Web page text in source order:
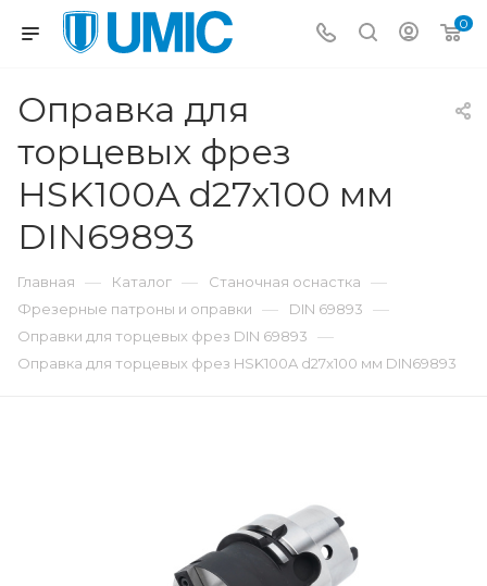
0
Оправка для
торцевых фрез
HSK100A d27x100 мм
DIN69893
Главная — Каталог — Станочная оснастка —
Фрезерные патроны и оправки — DIN 69893 —
Оправки для торцевых фрез DIN 69893 —
Оправка для торцевых фрез HSK100A d27x100 мм DIN69893